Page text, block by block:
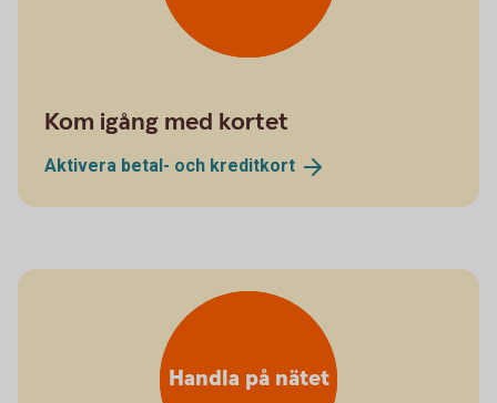
Kom igång med kortet
Aktivera betal- och kreditkort
Handla på nätet